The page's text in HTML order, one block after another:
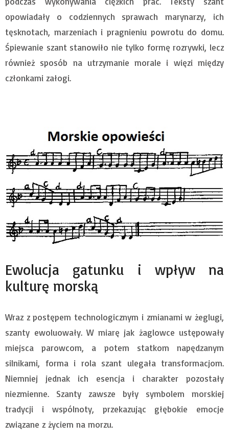
opowiadały o codziennych sprawach marynarzy, ich
tęsknotach, marzeniach i pragnieniu powrotu do domu.
Śpiewanie szant stanowiło nie tylko formę rozrywki, lecz
również sposób na utrzymanie morale i więzi między
członkami załogi.
Ewolucja gatunku i wpływ na
kulturę morską
Wraz z postępem technologicznym i zmianami w żeglugi,
szanty ewoluowały. W miarę jak żaglowce ustępowały
miejsca parowcom, a potem statkom napędzanym
silnikami, forma i rola szant ulegała transformacjom.
Niemniej jednak ich esencja i charakter pozostały
niezmienne. Szanty zawsze były symbolem morskiej
tradycji i wspólnoty, przekazując głębokie emocje
związane z życiem na morzu.